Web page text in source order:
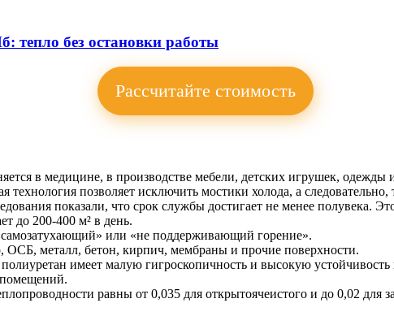
тепло без остановки работы
Рассчитайте стоимость
в медицине, в производстве мебели, детских игрушек, одежды
технология позволяет исключить мостики холода, а
показали, что срок службы достигает не менее полувека.
до 200-400 м² в день.
или «не поддерживающий горение».
ОСБ, металл, бетон, кирпич, мембраны и прочие поверхности.
имеет малую гигроскопичность и высокую
помещений.
равны от 0,035 для открытоячеистого и до 0,02 для